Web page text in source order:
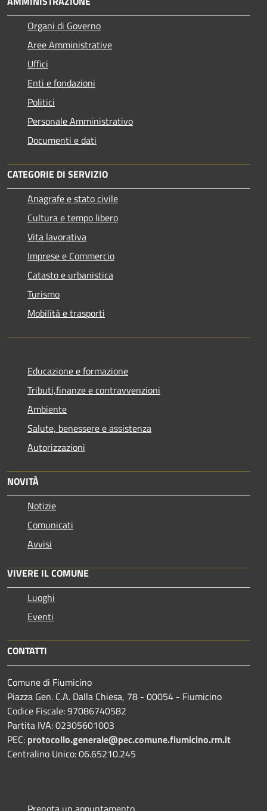
Organi di Governo
Aree Amministrative
Uffici
Enti e fondazioni
Politici
Personale Amministrativo
Documenti e dati
CATEGORIE DI SERVIZIO
Anagrafe e stato civile
Cultura e tempo libero
Vita lavorativa
Imprese e Commercio
Catasto e urbanistica
Turismo
Mobilità e trasporti
Educazione e formazione
Tributi,finanze e contravvenzioni
Ambiente
Salute, benessere e assistenza
Autorizzazioni
NOVITÀ
Notizie
Comunicati
Avvisi
VIVERE IL COMUNE
Luoghi
Eventi
CONTATTI
Comune di Fiumicino
Piazza Gen. C.A. Dalla Chiesa, 78 - 00054 - Fiumicino
Codice Fiscale: 97086740582
Partita IVA: 02305601003
PEC: protocollo.generale@pec.comune.fiumicino.rm.it
Centralino Unico: 06.65210.245